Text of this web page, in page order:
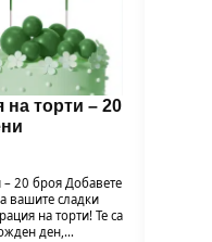
на торти – 20
– 20 броя Добавете
вашите сладки
на торти! Те са
ден,…